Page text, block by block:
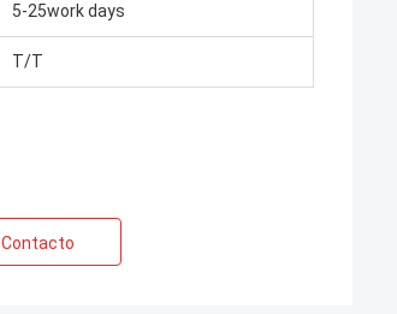
5-25work days
T/T
Contacto